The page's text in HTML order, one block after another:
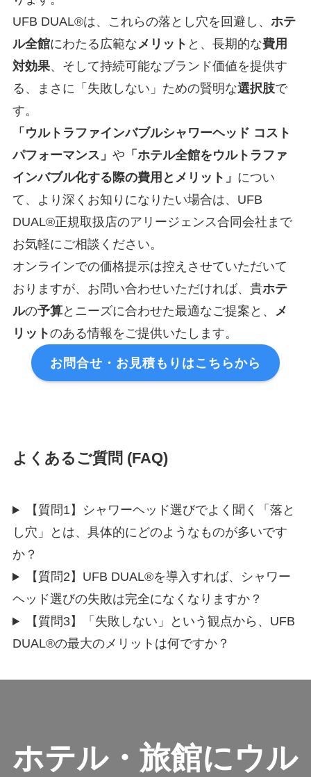
UFB DUAL®は、これらの落とし穴を回避し、 ホテ
ル全館にわたる広範なメリット と、長期的な費用
対効果、そして持続可能なブランド価値を提供す
る、まさに「失敗しない」ための賢明な選択肢で
す。
「ウルトラファインバブルシャワーヘッド コスト
パフォーマンス」 や 「ホテル全館をウルトラファ
インバブル化する際の費用とメリット」 につい
て、より深くお知りになりたい場合は、UFB
DUAL®正規取扱店のアリージェンス合同会社まで
お気軽にご相談ください。
オンラインでの価格提示は控えさせていただいて
おりますが、お問い合わせいただければ、貴ホテ
ルの予算とニーズに合わせた最適なご提案と、 メ
リットのある情報をご提供いたします。
お問合せ・お見積もりはこちらから
よくあるご質問 (FAQ)
【質問1】シャワーヘッド選びでよく聞く「落と
し穴」とは、具体的にどのようなものが多いです
か？
【質問2】UFB DUAL®を導入すれば、シャワー
ヘッド選びの失敗は完全になくなりますか？
【質問3】「失敗しない」という観点から、UFB
DUAL®の最大のメリットは何ですか？
ホテル・旅館にウル